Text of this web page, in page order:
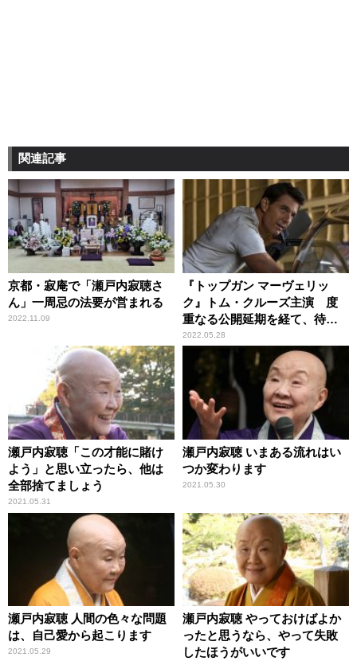
関連記事
京都・寂庵で「瀬戸内寂聴さ
ん」一周忌の法要が営まれる
2022.11.09
『トップガン マーヴェリッ
ク』トム・クルーズ主演 度
重なる公開延期を経て、待望
のスクリーンへ
2022.05.28
瀬戸内寂聴「この才能に賭け
よう」と思い立ったら、他は
全部捨てましょう
2021.05.31
瀬戸内寂聴 いまある流れはい
つか変わります
2021.05.30
瀬戸内寂聴 人間の色々な問題
は、自己愛から起こります
2021.05.29
瀬戸内寂聴 やっておけばよか
ったと思うなら、やって失敗
したほうがいいです